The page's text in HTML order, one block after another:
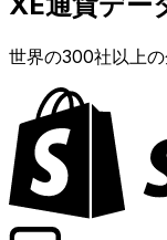
世界の300社以上